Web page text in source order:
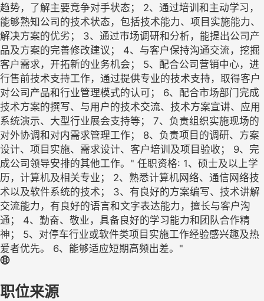
趋势，了解主要竞争对手状态； 2、通过培训和主动学习，
能够熟知公司的技术状态，包括技术能力、项目实施能力、
解决方案的优劣； 3、通过市场调研和分析，能提出公司产
品及方案的完善修改建议； 4、与客户保持沟通交流，挖掘
客户需求，开拓新的业务机会； 5、配合公司营销中心，进
行售前技术支持工作，通过提供专业的技术支持，取得客户
对公司产品和行业管理模式的认可； 6、配合市场部门完成
技术方案的撰写、与用户的技术交流、技术方案宣讲、应用
系统演示、大型行业展会支持等； 7、负责组织实施现场的
对外协调和对内需求管理工作； 8、负责项目的调研、方案
设计、项目实施、需求设计、客户培训及项目验收； 9、完
成公司领导安排的其他工作。" 任职资格: 1、硕士及以上学
历，计算机及相关专业； 2、熟悉计算机网络、通信网络技
术以及软件系统的技术； 3、有良好的方案编写、技术讲解
交流能力，有良好的语言和文字表达能力，擅长与客户沟
通； 4、勤奋、敬业，具备良好的学习能力和团队合作精
神； 5、对停车行业或软件类项目实施工作经验感兴趣及热
爱者优先。 6、能够适应短期高频出差。"
职位来源